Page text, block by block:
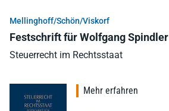
Mellinghoff/Schön/Viskorf
Festschrift für Wolfgang Spindler
Steuerrecht im Rechtsstaat
Mehr erfahren